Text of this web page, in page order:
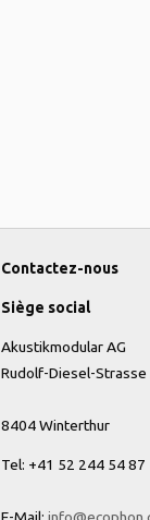
Contactez-nous
Siège social
Akustikmodular
Rudolf-Diesel-
8404
Tel: +41 52 244 54